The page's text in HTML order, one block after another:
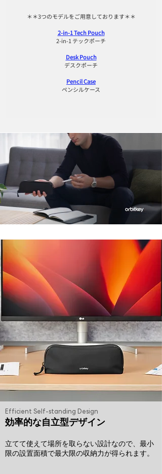
＊＊3つのモデルをご用意しております＊＊
2-in-1 Tech Pouch
2-in-1 テックポーチ
Desk Pouch
デスクポーチ
Pencil Case
ペンシルケース
Efficient Self-standing Design
効率的な自立型デザイン
立てて使えて場所を取らない設計なので、最小
限の設置面積で最大限の収納力が得られます。